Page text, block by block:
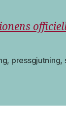
, pressgjutning,